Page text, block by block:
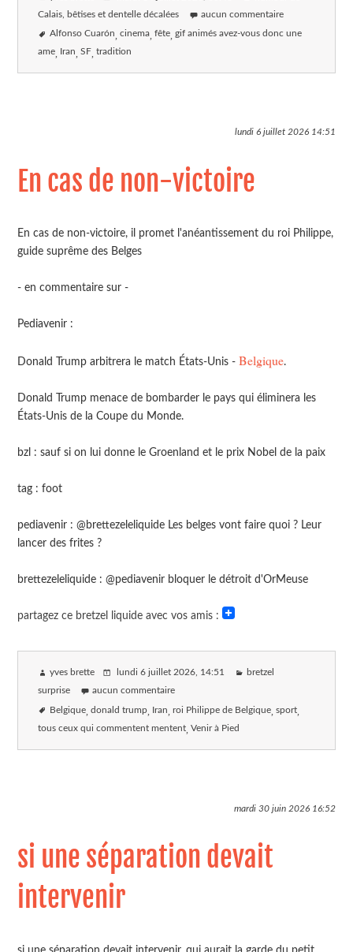
Calais, bêtises et dentelle décalées aucun commentaire
Alfonso Cuarón cinema fête gif animés avez-vous donc une
ame Iran SF tradition
lundi 6 juillet 202614:51
En cas de non-victoire
En cas de non-victoire, il promet l'anéantissement du roi Philippe,
guide suprême des Belges
- en commentaire sur -
Pediavenir :
Donald Trump arbitrera le match États-Unis -Belgique.
Donald Trump menace de bombarder le pays qui éliminera les
États-Unis de la Coupe du Monde.
bzl : sauf si on lui donne le Groenland et le prix Nobel de la paix
tag : foot
pediavenir : @brettezeleliquide Les belges vont faire quoi ? Leur
lancer des frites ?
brettezeleliquide : @pediavenir bloquer le détroit d'OrMeuse
partagez ce bretzel liquide avec vos amis :
yves brette lundi 6 juillet 2026, 14:51 bretzel
surprise aucun commentaire
Belgique donald trump Iran roi Philippe de Belgique sport
tous ceux qui commentent mentent Venir à Pied
mardi 30 juin 202616:52
si une séparation devait
intervenir